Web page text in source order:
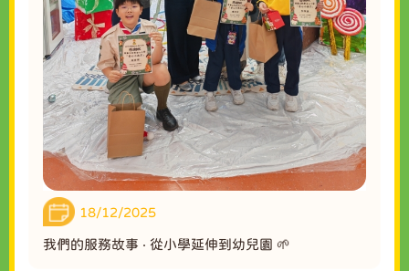
18/12/2025
我們的服務故事 ‧ 從小學延伸到幼兒園 🌱